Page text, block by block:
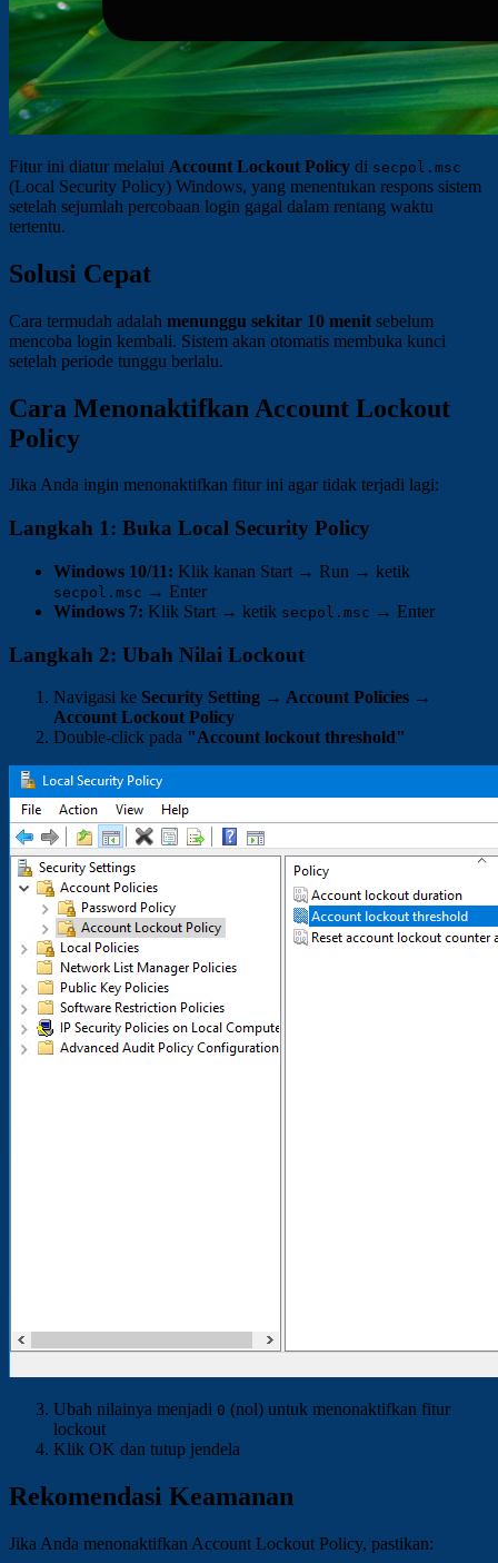
Fitur ini diatur melalui Account Lockout Policy di secpol.msc
(Local Security Policy) Windows, yang menentukan respons sistem
setelah sejumlah percobaan login gagal dalam rentang waktu
tertentu.
Solusi Cepat
Cara termudah adalah menunggu sekitar 10 menit sebelum
mencoba login kembali. Sistem akan otomatis membuka kunci
setelah periode tunggu berlalu.
Cara Menonaktifkan Account Lockout
Policy
Jika Anda ingin menonaktifkan fitur ini agar tidak terjadi lagi:
Langkah 1: Buka Local Security Policy
Windows 10/11: Klik kanan Start → Run → ketik
secpol.msc → Enter
Windows 7: Klik Start → ketik secpol.msc → Enter
Langkah 2: Ubah Nilai Lockout
Navigasi ke Security Setting → Account Policies →
Account Lockout Policy
Double-click pada "Account lockout threshold"
Ubah nilainya menjadi 0 (nol) untuk menonaktifkan fitur
lockout
Klik OK dan tutup jendela
Rekomendasi Keamanan
Jika Anda menonaktifkan Account Lockout Policy, pastikan: